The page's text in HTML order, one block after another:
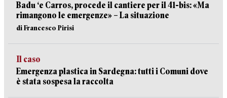
Badu ‘e Carros, procede il cantiere per il 41-bis: «Ma
rimangono le emergenze» – La situazione
di Francesco Pirisi
Il caso
Emergenza plastica in Sardegna: tutti i Comuni dove
è stata sospesa la raccolta